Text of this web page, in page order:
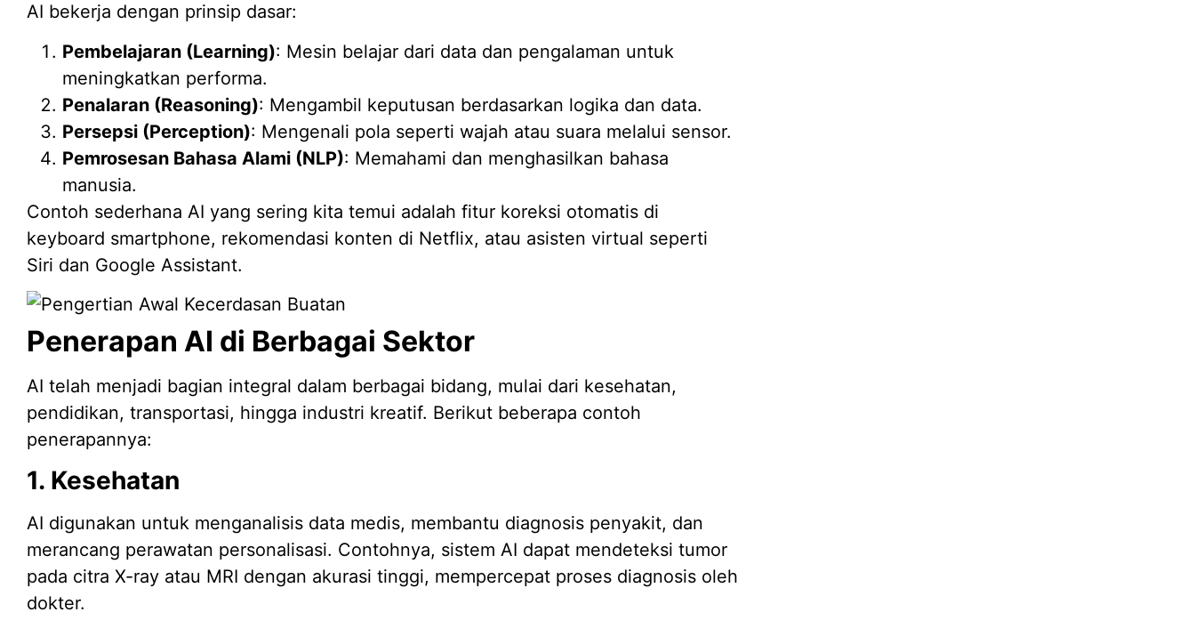
AI bekerja dengan prinsip dasar:
Pembelajaran (Learning): Mesin belajar dari data dan pengalaman untuk
meningkatkan performa.
Penalaran (Reasoning): Mengambil keputusan berdasarkan logika dan data.
Persepsi (Perception): Mengenali pola seperti wajah atau suara melalui sensor.
Pemrosesan Bahasa Alami (NLP): Memahami dan menghasilkan bahasa
manusia.
Contoh sederhana AI yang sering kita temui adalah fitur koreksi otomatis di
keyboard smartphone, rekomendasi konten di Netflix, atau asisten virtual seperti
Siri dan Google Assistant.
Penerapan AI di Berbagai Sektor
AI telah menjadi bagian integral dalam berbagai bidang, mulai dari kesehatan,
pendidikan, transportasi, hingga industri kreatif. Berikut beberapa contoh
penerapannya:
1. Kesehatan
AI digunakan untuk menganalisis data medis, membantu diagnosis penyakit, dan
merancang perawatan personalisasi. Contohnya, sistem AI dapat mendeteksi tumor
pada citra X-ray atau MRI dengan akurasi tinggi, mempercepat proses diagnosis oleh
dokter.